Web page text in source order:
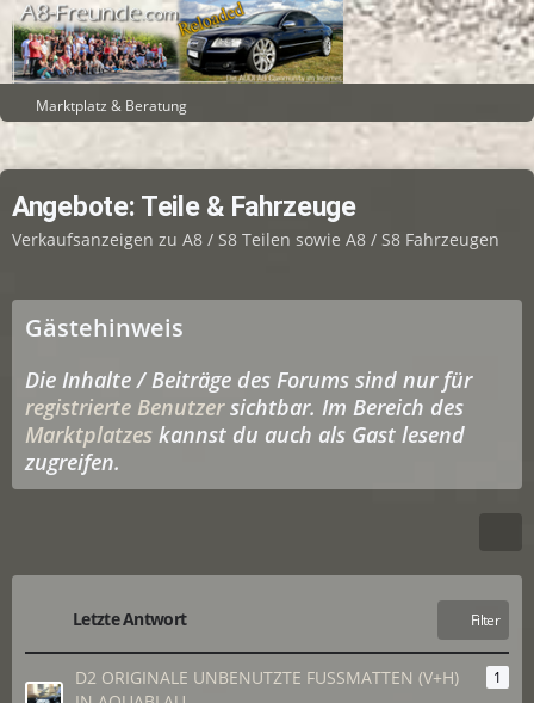
Marktplatz & Beratung
Angebote: Teile & Fahrzeuge
Verkaufsanzeigen zu A8 / S8 Teilen sowie A8 / S8 Fahrzeugen
Gästehinweis
Die Inhalte / Beiträge des Forums sind nur für
registrierte Benutzersichtbar. Im Bereich des
Marktplatzes kannst du auch als Gast lesend
zugreifen.
Letzte Antwort Filter
D2 ORIGINALE UNBENUTZTE FUSSMATTEN (V+H)
1